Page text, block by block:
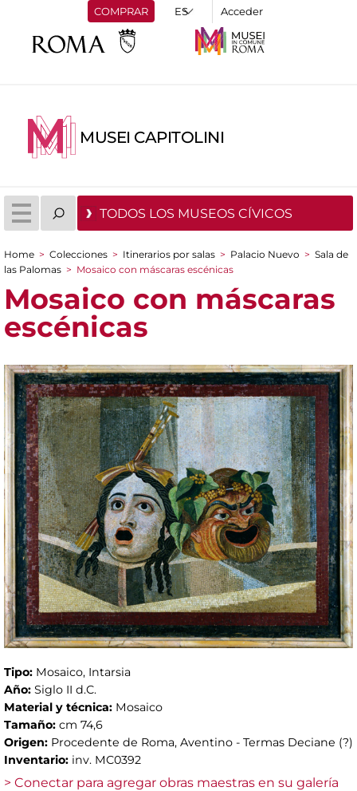
COMPRAR Acceder
MUSEI CAPITOLINI
TODOS LOS MUSEOS CÍVICOS
You are here
Home > Colecciones > Itinerarios por salas > Palacio Nuevo > Sala de
las Palomas > Mosaico con máscaras escénicas
Mosaico con máscaras
escénicas
Tipo: Mosaico, Intarsia
Año: Siglo II d.C.
Material y técnica: Mosaico
Tamaño: cm 74,6
Origen: Procedente de Roma, Aventino - Termas Deciane (?)
Inventario: inv. MC0392
> Conectar para agregar obras maestras en su galería